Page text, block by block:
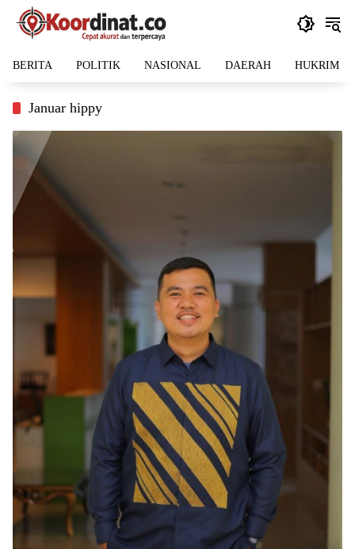
Langsung
BERITA POLITIK NASIONAL DAERAH HUKRIM
Januar hippy